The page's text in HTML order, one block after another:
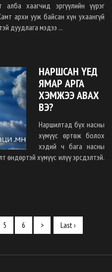
алба хаагчид эргүүлийн үүрэг
архи ууж байсан хүн ухаангүй
дуудлага мэдээ ...
НАРШСАН ҮЕД
ЯМАР АРГА
ХЭМЖЭЭ АВАХ
ВЭ?
Наршилтад бүх насны
хүмүүс өртөж болох
хэдий ч бага насны
өндөртэй хүмүүс илүү эрсдэлтэй.
5 6 > Last ›